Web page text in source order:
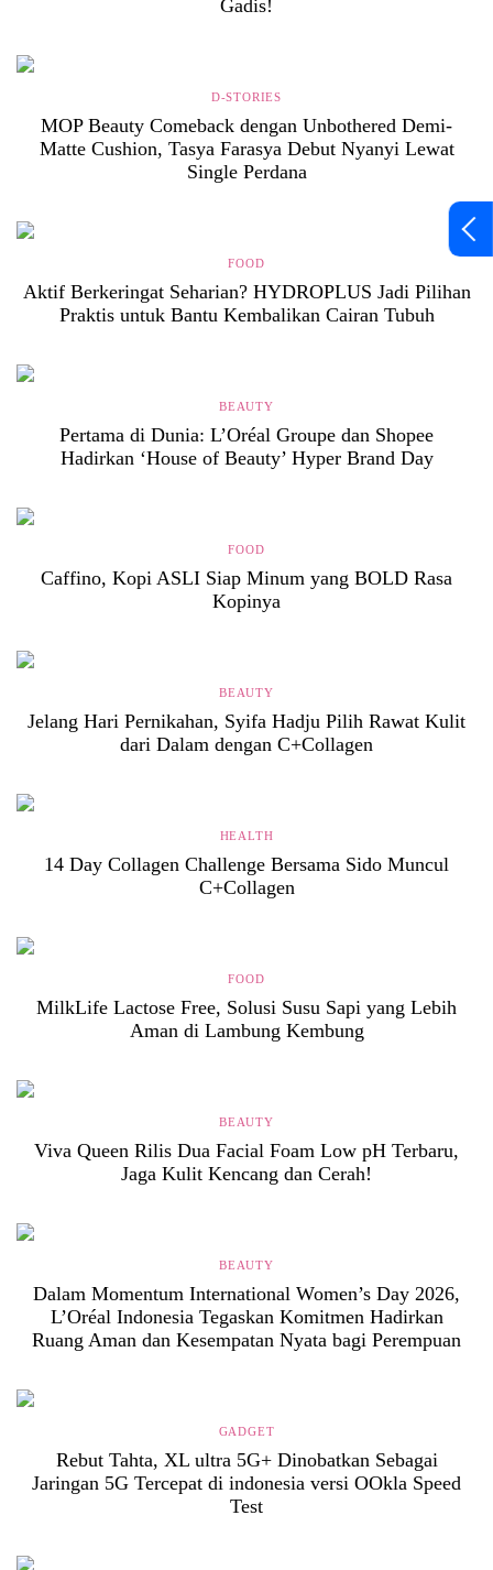
Gadis!
D-STORIES
MOP Beauty Comeback dengan Unbothered Demi-
Matte Cushion, Tasya Farasya Debut Nyanyi Lewat
Single Perdana
FOOD
Aktif Berkeringat Seharian? HYDROPLUS Jadi Pilihan
Praktis untuk Bantu Kembalikan Cairan Tubuh
BEAUTY
Pertama di Dunia: L’Oréal Groupe dan Shopee
Hadirkan ‘House of Beauty’ Hyper Brand Day
FOOD
Caffino, Kopi ASLI Siap Minum yang BOLD Rasa
Kopinya
BEAUTY
Jelang Hari Pernikahan, Syifa Hadju Pilih Rawat Kulit
dari Dalam dengan C+Collagen
HEALTH
14 Day Collagen Challenge Bersama Sido Muncul
C+Collagen
FOOD
MilkLife Lactose Free, Solusi Susu Sapi yang Lebih
Aman di Lambung Kembung
BEAUTY
Viva Queen Rilis Dua Facial Foam Low pH Terbaru,
Jaga Kulit Kencang dan Cerah!
BEAUTY
Dalam Momentum International Women’s Day 2026,
L’Oréal Indonesia Tegaskan Komitmen Hadirkan
Ruang Aman dan Kesempatan Nyata bagi Perempuan
GADGET
Rebut Tahta, XL ultra 5G+ Dinobatkan Sebagai
Jaringan 5G Tercepat di indonesia versi OOkla Speed
Test